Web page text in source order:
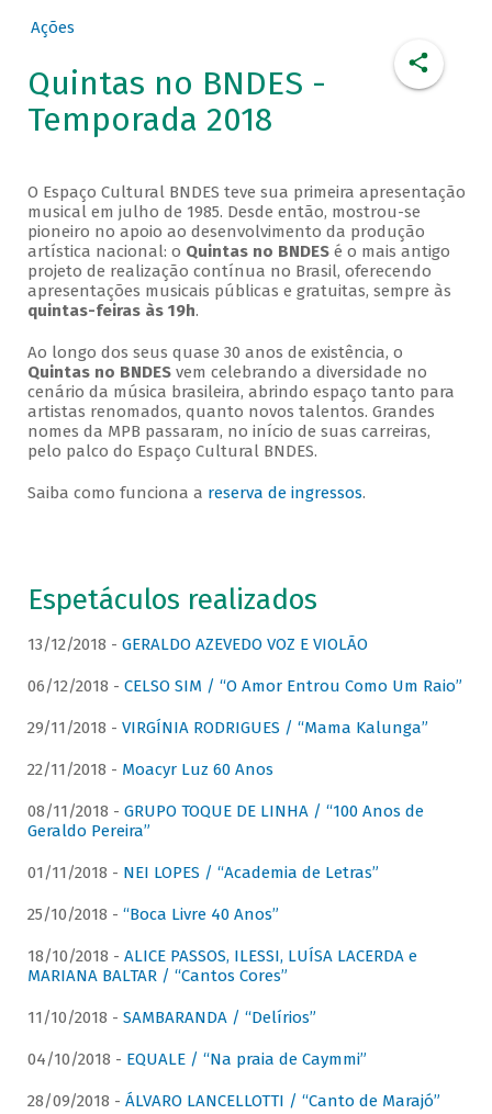
Ações
Quintas no BNDES -
Temporada 2018
O Espaço Cultural BNDES teve sua primeira apresentação
musical em julho de 1985. Desde então, mostrou-se
pioneiro no apoio ao desenvolvimento da produção
artística nacional: o Quintas no BNDESé o mais antigo
projeto de realização contínua no Brasil, oferecendo
apresentações musicais públicas e gratuitas, sempre às
quintas-feiras às 19h.
Ao longo dos seus quase 30 anos de existência, o
Quintas no BNDESvem celebrando a diversidade no
cenário da música brasileira, abrindo espaço tanto para
artistas renomados, quanto novos talentos. Grandes
nomes da MPB passaram, no início de suas carreiras,
pelo palco do Espaço Cultural BNDES.
Saiba como funciona a reserva de ingressos.
Espetáculos realizados
13/12/2018 - GERALDO AZEVEDO VOZ E VIOLÃO
06/12/2018 - CELSO SIM / “O Amor Entrou Como Um Raio”
29/11/2018 - VIRGÍNIA RODRIGUES / “Mama Kalunga”
22/11/2018 - Moacyr Luz 60 Anos
08/11/2018 - GRUPO TOQUE DE LINHA / “100 Anos de
Geraldo Pereira”
01/11/2018 - NEI LOPES / “Academia de Letras”
25/10/2018 - “Boca Livre 40 Anos”
18/10/2018 - ALICE PASSOS, ILESSI, LUÍSA LACERDA e
MARIANA BALTAR / “Cantos Cores”
11/10/2018 - SAMBARANDA / “Delírios”
04/10/2018 - EQUALE / “Na praia de Caymmi”
28/09/2018 - ÁLVARO LANCELLOTTI / “Canto de Marajó”